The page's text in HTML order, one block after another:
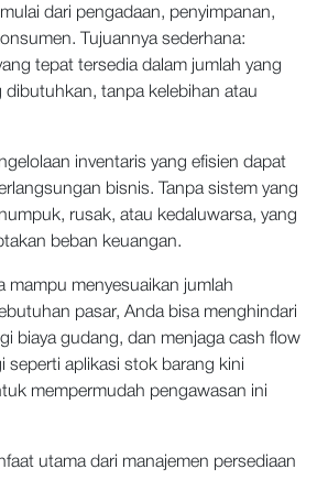
dari pengadaan, penyimpanan,
Tujuannya sederhana:
tepat tersedia dalam jumlah yang
dibutuhkan, tanpa kelebihan atau
inventaris yang efisien dapat
bisnis. Tanpa sistem yang
rusak, atau kedaluwarsa, yang
beban keuangan.
mampu menyesuaikan jumlah
pasar, Anda bisa menghindari
biaya gudang, dan menjaga cash flow
seperti aplikasi stok barang kini
mempermudah pengawasan ini
utama dari manajemen persediaan